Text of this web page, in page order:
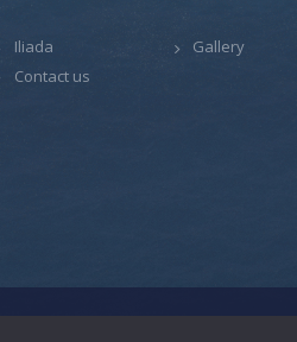
Iliada
Gallery
Contact us